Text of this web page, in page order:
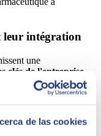
de las cookies
leur intégration
une
clés de l'entreprise
la production. La
entre les
exemple, vous saurez
de ventes pour
client.